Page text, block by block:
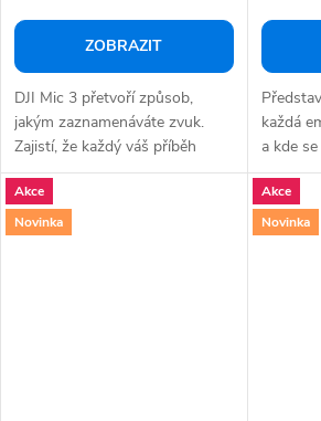
ZOBRAZIT
DJI Mic 3 přetvoří způsob,
jakým zaznamenáváte zvuk.
Zajistí, že každý váš příběh
bude mít hlas,...
každá
a kde
Akce
Novinka
Akce
Novinka